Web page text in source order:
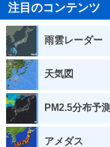
注目のコンテンツ
雨雲レーダー
天気図
PM2.5分布予測
アメダス